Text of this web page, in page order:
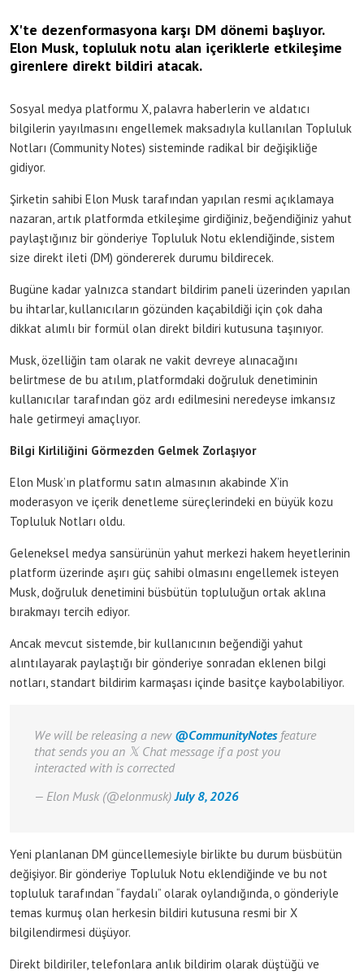
X'te dezenformasyona karşı DM dönemi başlıyor.
Elon Musk, topluluk notu alan içeriklerle etkileşime
girenlere direkt bildiri atacak.
Sosyal medya platformu X, palavra haberlerin ve aldatıcı
bilgilerin yayılmasını engellemek maksadıyla kullanılan Topluluk
Notları (Community Notes) sisteminde radikal bir değişikliğe
gidiyor.
Şirketin sahibi Elon Musk tarafından yapılan resmi açıklamaya
nazaran, artık platformda etkileşime girdiğiniz, beğendiğiniz yahut
paylaştığınız bir gönderiye Topluluk Notu eklendiğinde, sistem
size direkt ileti (DM) göndererek durumu bildirecek.
Bugüne kadar yalnızca standart bildirim paneli üzerinden yapılan
bu ihtarlar, kullanıcıların gözünden kaçabildiği için çok daha
dikkat alımlı bir formül olan direkt bildiri kutusuna taşınıyor.
Musk, özelliğin tam olarak ne vakit devreye alınacağını
belirtmese de bu atılım, platformdaki doğruluk denetiminin
kullanıcılar tarafından göz ardı edilmesini neredeyse imkansız
hale getirmeyi amaçlıyor.
Bilgi Kirliliğini Görmezden Gelmek Zorlaşıyor
Elon Musk’ın platformu satın almasının akabinde X’in
moderasyon ve içerik denetleme süreçlerindeki en büyük kozu
Topluluk Notları oldu.
Geleneksel medya sansürünün yahut merkezi hakem heyetlerinin
platform üzerinde aşırı güç sahibi olmasını engellemek isteyen
Musk, doğruluk denetimini büsbütün topluluğun ortak aklına
bırakmayı tercih ediyor.
Ancak mevcut sistemde, bir kullanıcının beğendiği yahut
alıntılayarak paylaştığı bir gönderiye sonradan eklenen bilgi
notları, standart bildirim karmaşası içinde basitçe kaybolabiliyor.
We will be releasing a new @CommunityNotesfeature
that sends you an 𝕏 Chat message if a post you
interacted with is corrected
— Elon Musk (@elonmusk)July 8, 2026
Yeni planlanan DM güncellemesiyle birlikte bu durum büsbütün
değişiyor. Bir gönderiye Topluluk Notu eklendiğinde ve bu not
topluluk tarafından “faydalı” olarak oylandığında, o gönderiyle
temas kurmuş olan herkesin bildiri kutusuna resmi bir X
bilgilendirmesi düşüyor.
Direkt bildiriler, telefonlara anlık bildirim olarak düştüğü ve